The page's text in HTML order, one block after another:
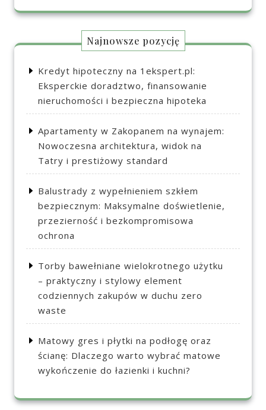
Najnowsze pozycję
Kredyt hipoteczny na 1ekspert.pl:
Eksperckie doradztwo, finansowanie
nieruchomości i bezpieczna hipoteka
Apartamenty w Zakopanem na wynajem:
Nowoczesna architektura, widok na
Tatry i prestiżowy standard
Balustrady z wypełnieniem szkłem
bezpiecznym: Maksymalne doświetlenie,
przezierność i bezkompromisowa
ochrona
Torby bawełniane wielokrotnego użytku
– praktyczny i stylowy element
codziennych zakupów w duchu zero
waste
Matowy gres i płytki na podłogę oraz
ścianę: Dlaczego warto wybrać matowe
wykończenie do łazienki i kuchni?